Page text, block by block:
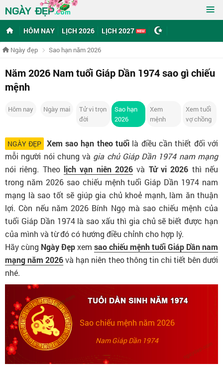
NGÀY ĐẸP.com ≡
HÔM NAY LỊCH 2026 LỊCH 2027
Ngày đẹp Sao hạn năm 2026
Năm 2026 Nam tuổi Giáp Dần 1974 sao gì chiếu
mệnh
Hôm nay Ngày mai
Tử vi trọn
đời
Sao hạn
2026
Xem
mệnh
Xem tuổi
vợ chồng
NGÀY ĐẸP Xem sao hạn theo tuổi là điều cần thiết đối với
mỗi người nói chung và gia chủ Giáp Dần 1974 nam mạng
nói riêng. Theo lịch vạn niên 2026 và Tử vi 2026 thì nếu
trong năm 2026 sao chiếu mệnh tuổi Giáp Dần 1974 nam
mạng là sao tốt sẽ giúp gia chủ khoẻ mạnh, làm ăn thuận
lợi. Còn nếu năm 2026 Bính Ngọ mà sao chiếu mệnh của
tuổi Giáp Dần 1974 là sao xấu thì gia chủ sẽ biết được hạn
của mình và từ đó có hướng điều chỉnh cho hợp lý.
Hãy cùng Ngày Đẹpxem sao chiếu mệnh tuổi Giáp Dần nam
mạng năm 2026và hạn niên theo thông tin chi tiết bên dưới
nhé.
Sao chiếu mệnh năm 2026
Nam Giáp Dần 1974